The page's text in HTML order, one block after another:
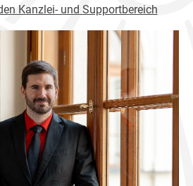
Kanzlei- und Supportbereich